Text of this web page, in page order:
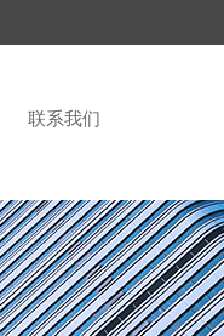
联系我们